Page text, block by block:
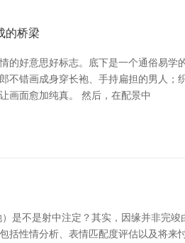
的桥梁
好意思好标志。底下是一个通俗易学
错画成身穿长袍、手持扁担的男人；
画面愈加纯真。 然后，在配景中
不是射中注定？其实，因缘并非完
性情分析、表情匹配度评估以及将